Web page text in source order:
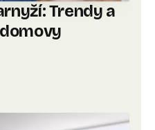
Trendy a